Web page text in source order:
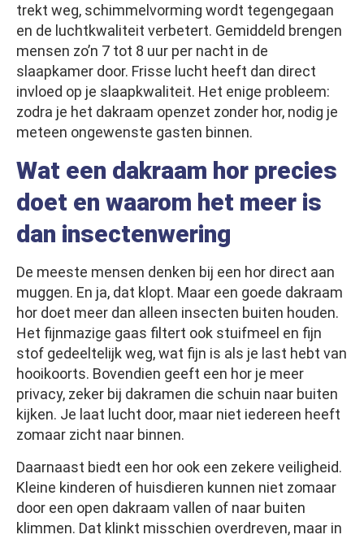
trekt weg, schimmelvorming wordt tegengegaan
en de luchtkwaliteit verbetert. Gemiddeld brengen
mensen zo’n 7 tot 8 uur per nacht in de
slaapkamer door. Frisse lucht heeft dan direct
invloed op je slaapkwaliteit. Het enige probleem:
zodra je het dakraam openzet zonder hor, nodig je
meteen ongewenste gasten binnen.
Wat een dakraam hor precies
doet en waarom het meer is
dan insectenwering
De meeste mensen denken bij een hor direct aan
muggen. En ja, dat klopt. Maar een goede dakraam
hor doet meer dan alleen insecten buiten houden.
Het fijnmazige gaas filtert ook stuifmeel en fijn
stof gedeeltelijk weg, wat fijn is als je last hebt van
hooikoorts. Bovendien geeft een hor je meer
privacy, zeker bij dakramen die schuin naar buiten
kijken. Je laat lucht door, maar niet iedereen heeft
zomaar zicht naar binnen.
Daarnaast biedt een hor ook een zekere veiligheid.
Kleine kinderen of huisdieren kunnen niet zomaar
door een open dakraam vallen of naar buiten
klimmen. Dat klinkt misschien overdreven, maar in